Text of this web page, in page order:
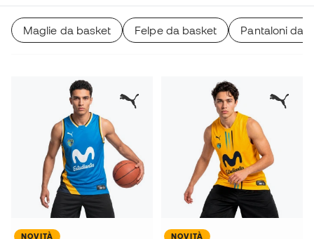
Maglie da basket Felpe da basket Pantaloni da
NOVITÀ NOVITÀ